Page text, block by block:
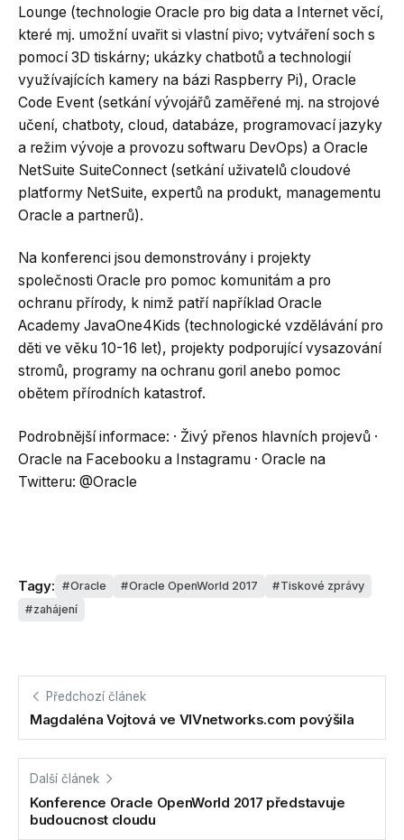
Lounge (technologie Oracle pro big data a Internet věcí,
které mj. umožní uvařit si vlastní pivo; vytváření soch s
pomocí 3D tiskárny; ukázky chatbotů a technologií
využívajících kamery na bázi Raspberry Pi), Oracle
Code Event (setkání vývojářů zaměřené mj. na strojové
učení, chatboty, cloud, databáze, programovací jazyky
a režim vývoje a provozu softwaru DevOps) a Oracle
NetSuite SuiteConnect (setkání uživatelů cloudové
platformy NetSuite, expertů na produkt, managementu
Oracle a partnerů).
Na konferenci jsou demonstrovány i projekty
společnosti Oracle pro pomoc komunitám a pro
ochranu přírody, k nimž patří například Oracle
Academy JavaOne4Kids (technologické vzdělávání pro
děti ve věku 10-16 let), projekty podporující vysazování
stromů, programy na ochranu goril anebo pomoc
obětem přírodních katastrof.
Podrobnější informace: · Živý přenos hlavních projevů ·
Oracle na Facebooku a Instagramu · Oracle na
Twitteru: @Oracle
Tagy: Oracle Oracle OpenWorld 2017
Tiskové zprávy
zahájení
Předchozí článek
Magdaléna Vojtová ve VIVnetworks.com povýšila
Další článek
Konference Oracle OpenWorld 2017 představuje
budoucnost cloudu